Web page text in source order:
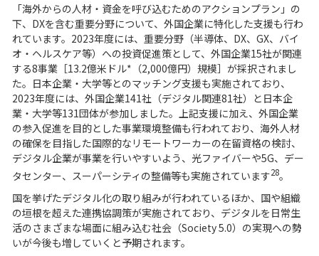
「海外からの人材・資金を呼び込むためのアクションプラン」の
下、DXを含む重要分野について、外国企業に特化した支援も行わ
れています。2023年度には、重要分野（半導体、DX、GX、バイ
オ・ヘルスケア等）への投資促進策として、外国企業15社が関連
する8事業［13.2億米ドル*（2,000億円）規模］が採択されまし
た。日本企業・大学等とのマッチング支援も実施されており、
2023年度には、外国企業141社（デジタル関連81社）と日本企
業・大学等131団体が参加しました。上記支援に加え、外国企業
の参入促進を目的とした事業環境整備も行われており、海外人材
の確保を目指した国際的なリモートワーカーの在留資格の検討、
デジタル企業が事業を行いやすいよう、光ファイバーや5G、デー
タセンター、スーパーシティの整備等も実施されています28。
国を挙げたデジタル化の取り組みが行われているほか、国や組織
の垣根を超えた連携協調策が実施されており、デジタルを日常生
活のさまざまな場面に組み込む社会（Society 5.0）の実現への勢
いが今後も増していくと予期されます。